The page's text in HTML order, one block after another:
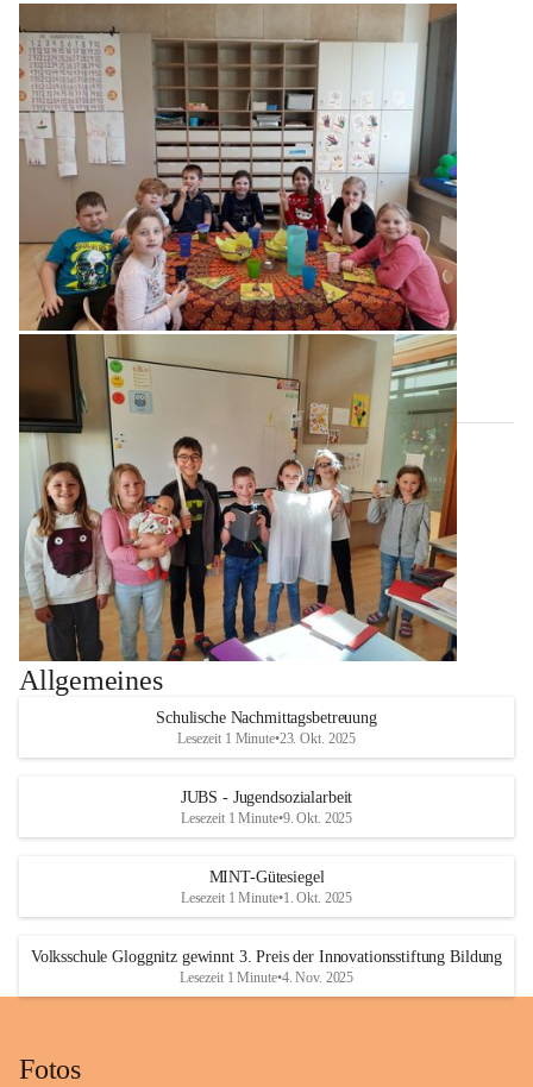
Allgemeines
Schulische Nachmittagsbetreuung
Lesezeit 1 Minute•23. Okt. 2025
JUBS - Jugendsozialarbeit
Lesezeit 1 Minute•9. Okt. 2025
MINT-Gütesiegel
Lesezeit 1 Minute•1. Okt. 2025
Volksschule Gloggnitz gewinnt 3. Preis der Innovationsstiftung Bildung
Lesezeit 1 Minute•4. Nov. 2025
Fotos